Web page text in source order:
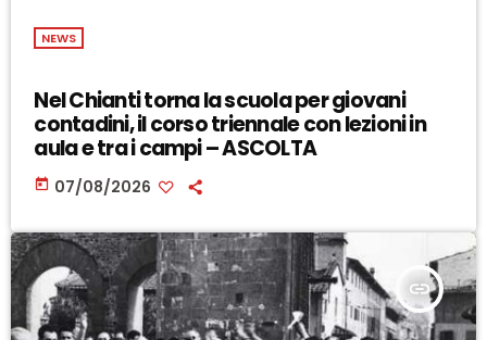
NEWS
Nel Chianti torna la scuola per giovani
contadini, il corso triennale con lezioni in
aula e tra i campi – ASCOLTA
today 07/08/2026
insert_link